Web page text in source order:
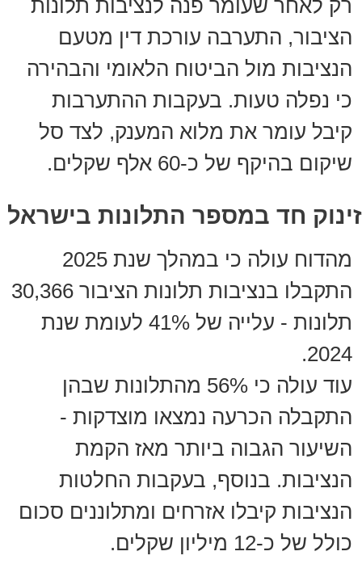
רק לאחר שעומר פנה לנציבות תלונות
הציבור, התערבה עורכת דין מטעם
הנציבות מול הביטוח הלאומי והבהירה
כי נפלה טעות. בעקבות ההתערבות
קיבל עומר את מלוא המענק, לצד סל
שיקום בהיקף של כ-60 אלף שקלים.
זינוק חד במספר התלונות בישראל
מהדוח עולה כי במהלך שנת 2025
התקבלו בנציבות תלונות הציבור 30,366
תלונות - עלייה של 41% לעומת שנת
2024.
עוד עולה כי 56% מהתלונות שבהן
התקבלה הכרעה נמצאו מוצדקות -
השיעור הגבוה ביותר מאז הקמת
הנציבות. בנוסף, בעקבות החלטות
הנציבות קיבלו אזרחים ומתלוננים סכום
כולל של כ-12 מיליון שקלים.